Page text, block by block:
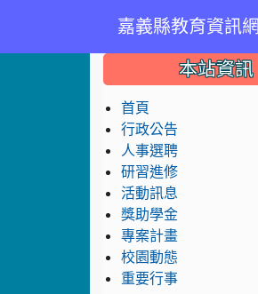
嘉義縣教育資訊網
::: 本站資訊
首頁
行政公告
人事選聘
研習進修
活動訊息
獎助學金
專案計畫
校園動態
重要行事